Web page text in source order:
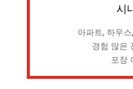
시
아파트, 하우
경험 많은
포장